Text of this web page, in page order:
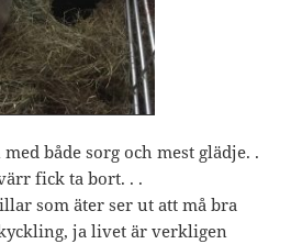
både sorg och mest glädje. .
fick ta bort. . .
som äter ser ut att må bra
ja livet är verkligen